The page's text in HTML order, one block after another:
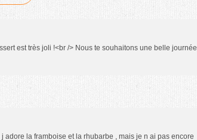
est très joli !<br /> Nous te souhaitons une belle journée
adore la framboise et la rhubarbe , mais je n ai pas encore